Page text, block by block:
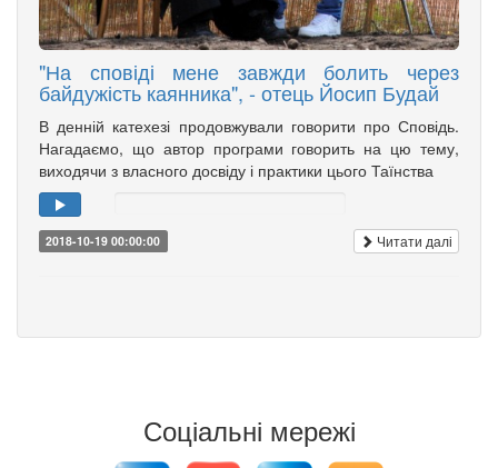
"На сповіді мене завжди болить через
байдужість каянника", - отець Йосип Будай
В денній катехезі продовжували говорити про Сповідь.
Нагадаємо, що автор програми говорить на цю тему,
виходячи з власного досвіду і практики цього Таїнства
2018-10-19 00:00:00 Читати далі
Соціальні мережі